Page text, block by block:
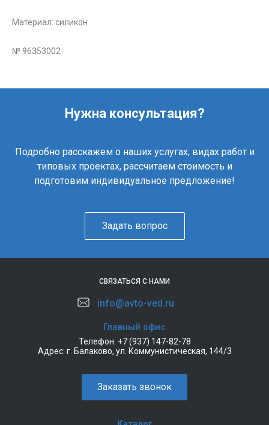
Материал: силикон
№ 96353002
Нужна консультация?
Подробно расскажем о наших услугах, видах работ и
типовых проектах, рассчитаем стоимость и
подготовим индивидуальное предложение!
Задать вопрос
СВЯЗАТЬСЯ С НАМИ
info@avto-ved.ru
Главный офис
Телефон: +7 (937) 147-82-78
Адрес: г. Балаково, ул. Коммунистическая, 144/3
Заказать звонок